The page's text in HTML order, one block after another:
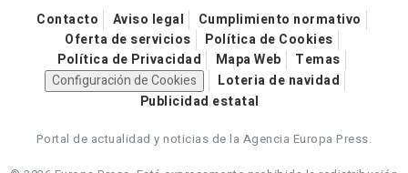
Contacto Aviso legal
Cumplimiento normativo
Oferta de servicios
Política de Cookies
Política de Privacidad
Mapa Web
Temas
Configuración de Cookies
Loteria de navidad
Publicidad estatal
Portal de actualidad y noticias de la Agencia Europa Press.